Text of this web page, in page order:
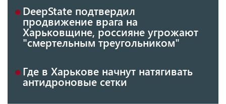
DeepState подтвердил
продвижение врага на
Харьковщине, россияне угрожают
"смертельным треугольником"
Где в Харькове начнут натягивать
антидроновые сетки